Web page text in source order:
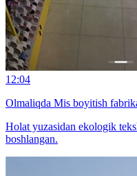
12:04
Olmaliqda Mis boyitish
Holat yuzasidan ekologik
boshlangan.